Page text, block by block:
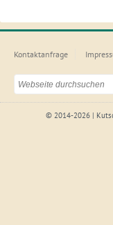
Kontaktanfrage
© 2014-2026 |